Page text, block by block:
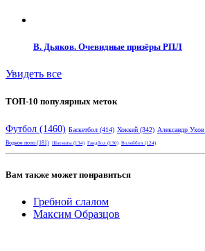
В. Дьяков. Очевидные призёры РПЛ
Увидеть все
ТОП-10 популярных меток
Футбол (1460) Баскетбол (414) Хоккей (342) Александр Ухов
Водное поло (181) Шахматы (134) Гандбол (130) Волейбол (124)
Вам также может понравиться
Гребной слалом
Максим Образцов